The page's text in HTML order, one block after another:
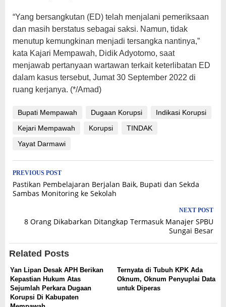
“Yang bersangkutan (ED) telah menjalani pemeriksaan
dan masih berstatus sebagai saksi. Namun, tidak
menutup kemungkinan menjadi tersangka nantinya,”
kata Kajari Mempawah, Didik Adyotomo, saat
menjawab pertanyaan wartawan terkait keterlibatan ED
dalam kasus tersebut, Jumat 30 September 2022 di
ruang kerjanya. (*/Amad)
Bupati Mempawah Dugaan Korupsi
Indikasi Korupsi
Kejari Mempawah
Korupsi
TINDAK
Yayat Darmawi
Post
navigation
PREVIOUS POST
Pastikan Pembelajaran Berjalan Baik, Bupati dan Sekda
Sambas Monitoring ke Sekolah
NEXT POST
8 Orang Dikabarkan Ditangkap Termasuk Manajer SPBU
Sungai Besar
Related Posts
Yan Lipan Desak APH Berikan
Kepastian Hukum Atas
Sejumlah Perkara Dugaan
Korupsi Di Kabupaten
Ternyata di Tubuh KPK Ada
Oknum, Oknum Penyuplai Data
untuk Diperas